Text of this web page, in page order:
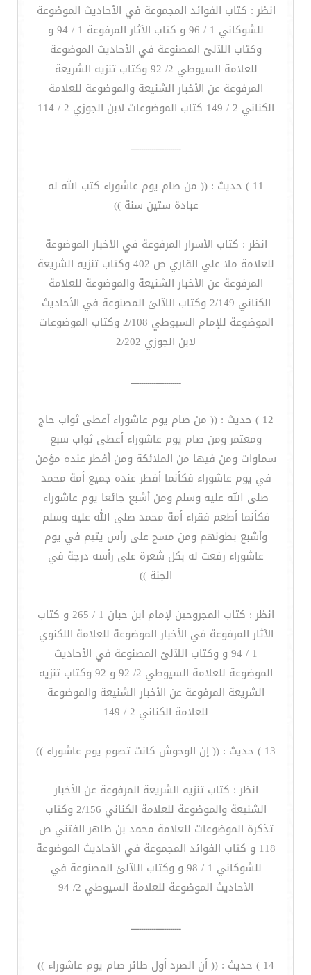
انظر : كتاب الفوائد المجموعة في الأحاديث الموضوعة
للشوكاني 1 / 96 و كتاب الآثار المرفوعة 1 / 94 و
وكتاب اللآلئ المصنوعة في الأحاديث الموضوعة
للعلامة السيوطي 2/ 92 وكتاب تنزيه الشريعة
المرفوعة عن الأخبار الشنيعة والموضوعة للعلامة
الكناني 2 / 149 كتاب الموضوعات لابن الجوزي 2 / 114
ــــــــــــــــــــــــ
11 ) حديث : (( من صام يوم عاشوراء كتب الله له
عبادة ستين سنة ))
انظر : كتاب الأسرار المرفوعة في الأخبار الموضوعة
للعلامة ملا علي القاري ص 402 وكتاب تنزيه الشريعة
المرفوعة عن الأخبار الشنيعة والموضوعة للعلامة
الكناني 2/149 وكتاب اللآلئ المصنوعة في الأحاديث
الموضوعة للإمام السيوطي 2/108 وكتاب الموضوعات
لابن الجوزي 2/202
ــــــــــــــــــــــــ
12 ) حديث : (( من صام يوم عاشوراء أعطى ثواب حاج
ومعتمر ومن صام يوم عاشوراء أعطى ثواب سبع
سماوات ومن فيها من الملائكة ومن أفطر عنده مؤمن
في يوم عاشوراء فكأنما أفطر عنده جميع أمة محمد
صلى الله عليه وسلم ومن أشبع جائعا يوم عاشوراء
فكأنما أطعم فقراء أمة محمد صلى الله عليه وسلم
وأشبع بطونهم ومن مسح على رأس يتيم في يوم
عاشوراء رفعت له بكل شعرة على رأسه درجة في
الجنة ))
انظر : كتاب المجروحين لإمام ابن حبان 1 / 265 و كتاب
الآثار المرفوعة في الأخبار الموضوعة للعلامة اللكنوي
1 / 94 و وكتاب اللآلئ المصنوعة في الأحاديث
الموضوعة للعلامة السيوطي 2/ 92 و 92 وكتاب تنزيه
الشريعة المرفوعة عن الأخبار الشنيعة والموضوعة
للعلامة الكناني 2 / 149
13 ) حديث : (( إن الوحوش كانت تصوم يوم عاشوراء ))
انظر : كتاب تنزيه الشريعة المرفوعة عن الأخبار
الشنيعة والموضوعة للعلامة الكناني 2/156 وكتاب
تذكرة الموضوعات للعلامة محمد بن طاهر الفتني ص
118 و كتاب الفوائد المجموعة في الأحاديث الموضوعة
للشوكاني 1 / 98 و وكتاب اللآلئ المصنوعة في
الأحاديث الموضوعة للعلامة السيوطي 2/ 94
ــــــــــــــــــــــــ
14 ) حديث : (( أن الصرد أول طائر صام يوم عاشوراء ))